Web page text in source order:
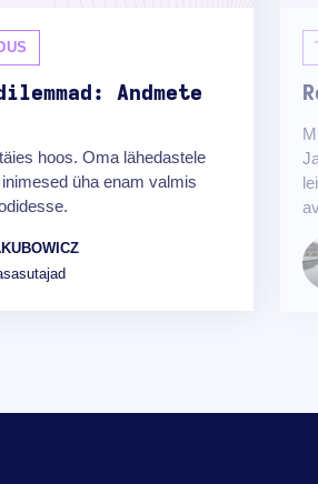
Andmete
hoos. Oma lähedastele
üha enam valmis